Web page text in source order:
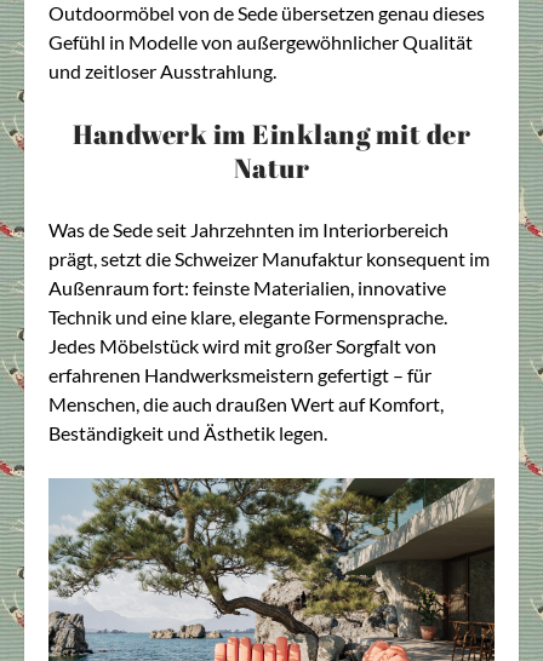
Outdoormöbel von de Sede übersetzen genau dieses
Gefühl in Modelle von außergewöhnlicher Qualität
und zeitloser Ausstrahlung.
Handwerk im Einklang mit der
Natur
Was de Sede seit Jahrzehnten im Interiorbereich
prägt, setzt die Schweizer Manufaktur konsequent im
Außenraum fort: feinste Materialien, innovative
Technik und eine klare, elegante Formensprache.
Jedes Möbelstück wird mit großer Sorgfalt von
erfahrenen Handwerksmeistern gefertigt – für
Menschen, die auch draußen Wert auf Komfort,
Beständigkeit und Ästhetik legen.